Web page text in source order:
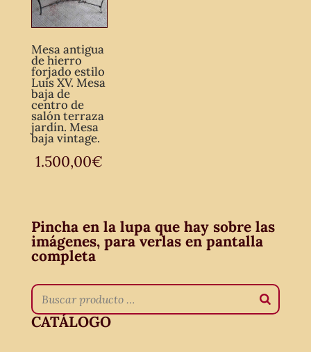
Mesa antigua
de hierro
forjado estilo
Luis XV. Mesa
baja de
centro de
salón terraza
jardín. Mesa
baja vintage.
1.500,00€
Pincha en la lupa que hay sobre las
imágenes, para verlas en pantalla
completa
CATÁLOGO